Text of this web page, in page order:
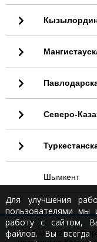
Северо-
Шымкент
Notariusy.kz -
Для улучшения
пользователями мы
работу с сайтом,
файлов. Вы